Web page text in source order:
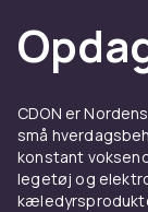
CDON er
små
konstant
legetøj og